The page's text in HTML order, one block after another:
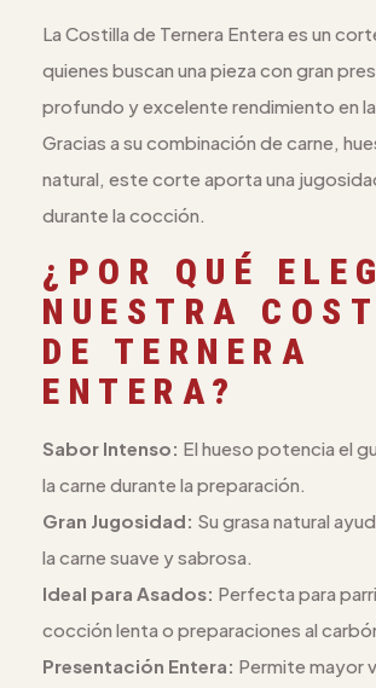
La Costilla de Ternera Entera es un
quienes buscan una pieza con gran
profundo y excelente rendimiento en
Gracias a su combinación de carne,
natural, este corte aporta una
durante la cocción.
¿POR QUÉ
NUESTRA
DE TERNERA
ENTERA?
Sabor Intenso: El hueso potencia el
la carne durante la preparación.
Gran Jugosidad: Su grasa natural
la carne suave y sabrosa.
Ideal para Asados: Perfecta para
cocción lenta o preparaciones al
Presentación Entera: Permite mayor